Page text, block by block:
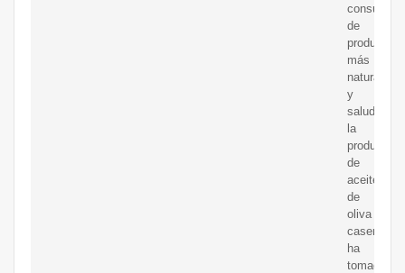
consumo
de
productos
más
naturales
y
la
producción
de
aceite
de
oliva
casero
ha
tomado